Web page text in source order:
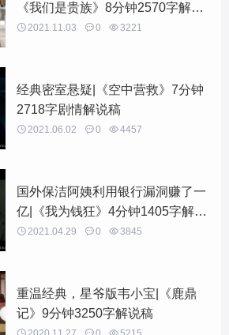
《我们是贵族》8分钟2570字解说
稿
 2021.11.03 0 3221
经典密室悬疑|《空中营救》7分钟
2718字剧情解说稿
 2021.06.02 0 4457
国外保洁阿姨利用银行漏洞赚了一
亿|《我为钱狂》4分钟1405字解说
稿
 2021.04.29 0 3845
重温经典，星爷版韦小宝|《鹿鼎
记》9分钟3250字解说稿
  